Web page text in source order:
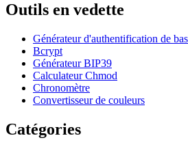
Outils en vedette
Générateur d'authentification de
Bcrypt
Générateur BIP39
Calculateur Chmod
Chronomètre
Convertisseur de couleurs
Catégories